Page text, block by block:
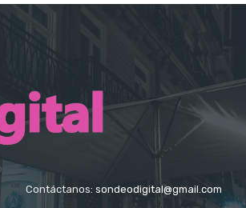
Contáctanos: sondeodigital@gmail.com